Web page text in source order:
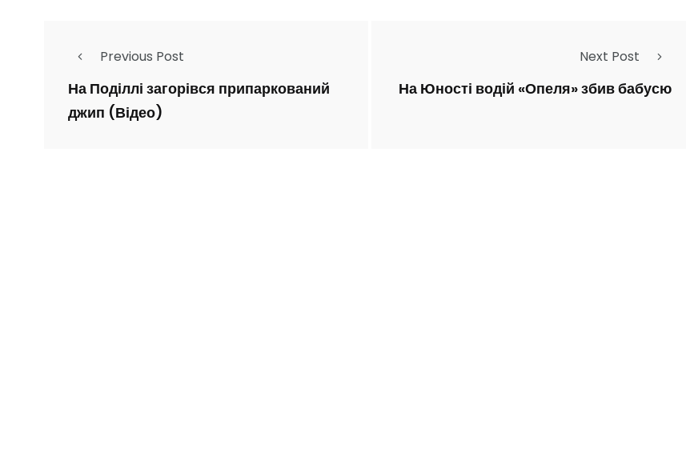
Previous Post
На Поділлі загорівся припаркований
джип (Відео)
Next Post
На Юності водій «Опеля» збив бабусю